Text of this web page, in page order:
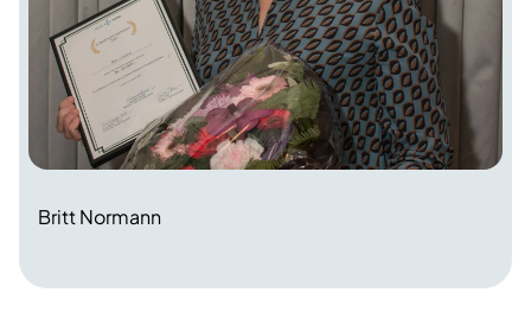
Britt Normann